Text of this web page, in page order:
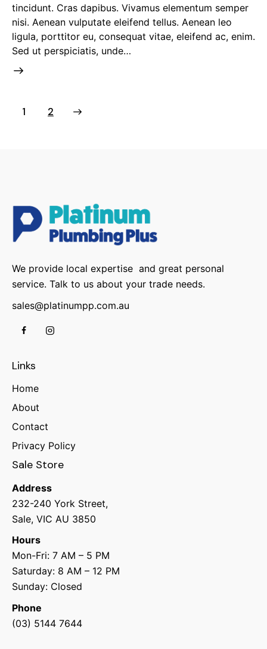
tincidunt. Cras dapibus. Vivamus elementum semper
nisi. Aenean vulputate eleifend tellus. Aenean leo
ligula, porttitor eu, consequat vitae, eleifend ac, enim.
Sed ut perspiciatis, unde…
1 2
We provide local expertise and great personal
service. Talk to us about your trade needs.
sales@platinumpp.com.au
Links
Home
About
Contact
Privacy Policy
Sale Store
Address
232-240 York Street,
Sale, VIC AU 3850
Hours
Mon-Fri: 7 AM – 5 PM
Saturday: 8 AM – 12 PM
Sunday: Closed
Phone
(03) 5144 7644